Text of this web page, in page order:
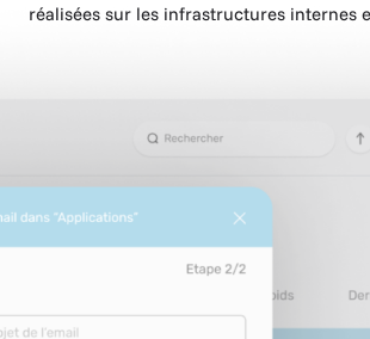
réalisées sur les infrastructures internes